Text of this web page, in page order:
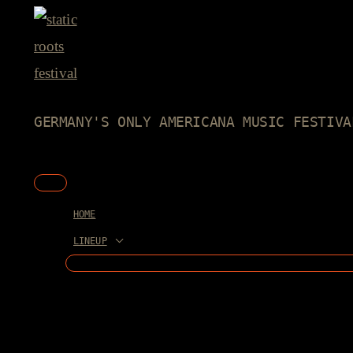
Skip
content
GERMANY'S ONLY AMERICANA MUSIC
Main
HOME
LINEUP